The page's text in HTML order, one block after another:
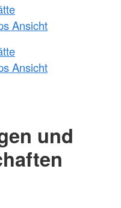
Ansicht
Ansicht
und